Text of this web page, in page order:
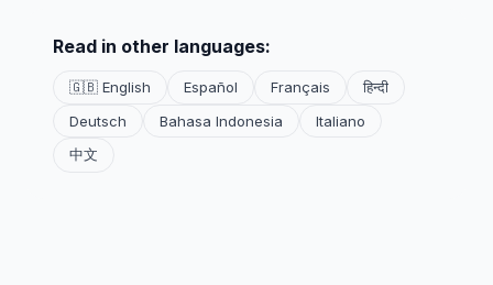
Read in other languages:
🇬🇧 English Español Français
हिन्दी
Deutsch
Bahasa Indonesia
Italiano
中文